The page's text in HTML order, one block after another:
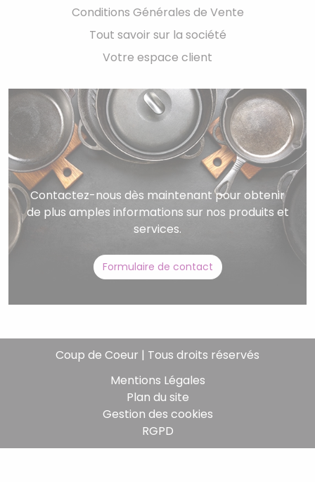
Conditions Générales de Vente
Tout savoir sur la société
Votre espace client
Contactez-nous dès maintenant pour obtenir
de plus amples informations sur nos produits et
services.
Formulaire de contact
Coup de Coeur | Tous droits réservés
Mentions Légales
Plan du site
Gestion des cookies
RGPD